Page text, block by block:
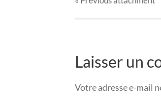
Laisser un
Votre adresse e-mail